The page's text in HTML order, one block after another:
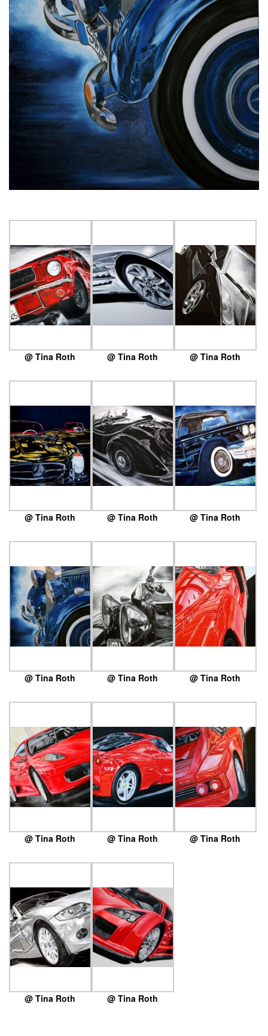
@ Tina Roth @ Tina Roth @ Tina Roth
@ Tina Roth @ Tina Roth @ Tina Roth
@ Tina Roth @ Tina Roth @ Tina Roth
@ Tina Roth @ Tina Roth @ Tina Roth
@ Tina Roth @ Tina Roth